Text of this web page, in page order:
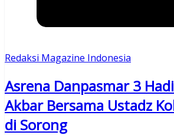
Redaksi Magazine Indonesia
Asrena Danpasmar 3
Akbar Bersama Ustadz
di Sorong